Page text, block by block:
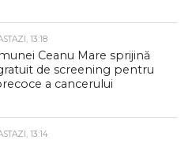
13:18
Ceanu Mare sprijină
de screening pentru
a cancerului
13:14